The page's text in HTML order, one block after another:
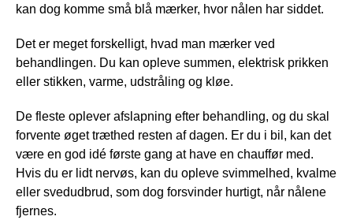
kan dog komme små blå mærker, hvor nålen har siddet.
Det er meget forskelligt, hvad man mærker ved
behandlingen. Du kan opleve summen, elektrisk prikken
eller stikken, varme, udstråling og kløe.
De fleste oplever afslapning efter behandling, og du skal
forvente øget træthed resten af dagen. Er du i bil, kan det
være en god idé første gang at have en chauffør med.
Hvis du er lidt nervøs, kan du opleve svimmelhed, kvalme
eller svedudbrud, som dog forsvinder hurtigt, når nålene
fjernes.